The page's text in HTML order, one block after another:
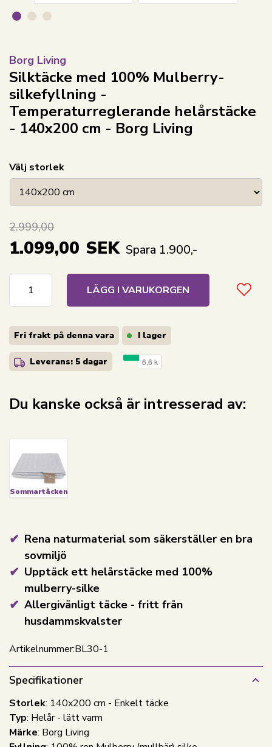
Borg Living
Silktäcke med 100% Mulberry-
silkefyllning -
Temperaturreglerande helårstäcke
- 140x200 cm - Borg Living
Rena naturmaterial som säkerställer en bra
sovmiljö
Upptäck ett helårstäcke med 100%
mulberry-silke
Allergivänligt täcke - fritt från
husdammskvalster
Välj storlek
2.999,00
1.099,00 SEK Spara 1.900,-
LÄGG I VARUKORGEN
Fri frakt på denna vara I lager
Leverans: 5 dagar
Artikelnummer:BL30-1
Du kanske också är intresserad av:
Sommartäcken
Specifikationer
Storlek: 140x200 cm - Enkelt täcke
Typ: Helår - lätt varm
Märke: Borg Living